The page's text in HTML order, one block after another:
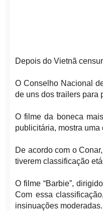
Depois do Vietnã
O Conselho Nacional
de uns dos trailers para
O filme da boneca
publicitária, mostra
De acordo com o
tiverem classificação
O filme “Barbie”,
Com essa
insinuações moderadas.